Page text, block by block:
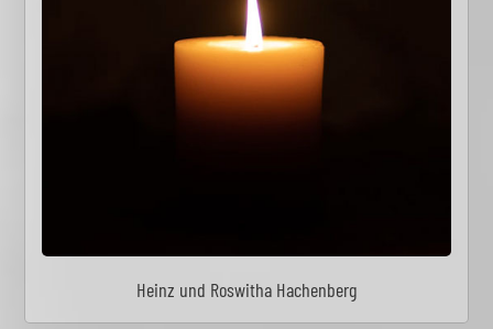
Heinz und Roswitha Hachenberg